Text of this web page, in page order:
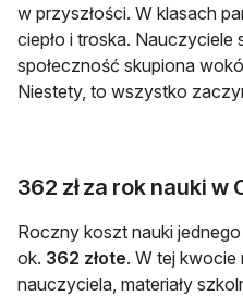
w przyszłości. W klasach
ciepło i troska. Nauczyciele
społeczność skupiona
Niestety, to wszystko
362 zł za rok nauki w
Roczny koszt nauki
ok. 362 złote. W tej kwocie
nauczyciela, materiały